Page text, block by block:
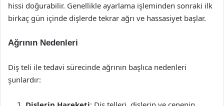
hissi doğurabilir. Genellikle ayarlama işleminden sonraki ilk
birkaç gün içinde dişlerde tekrar ağrı ve hassasiyet başlar.
Ağrının Nedenleri
Diş teli ile tedavi sürecinde ağrının başlıca nedenleri
şunlardır: